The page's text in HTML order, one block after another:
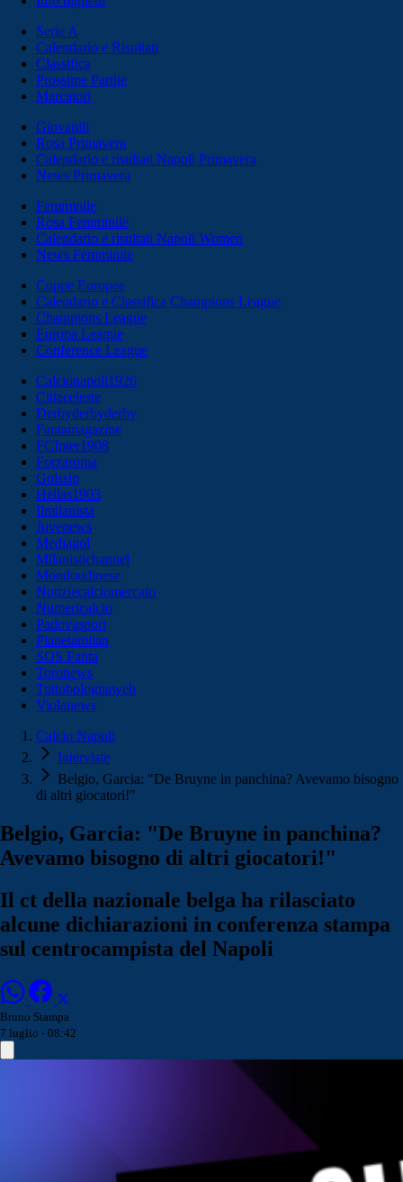
Serie A
Calendario e Risultati
Classifica
Prossime Partite
Marcatori
Giovanili
Rosa Primavera
Calendario e risultati Napoli Primavera
News Primavera
Femminile
Rosa Femminile
Calendario e risultati Napoli Women
News Femminile
Coppe Europee
Calendario e Classifica Champions League
Champions League
Europa League
Conference League
Calcionapoli1926
Cittaceleste
Derbyderbyderby
Fantamagazine
FCInter1908
Forzaroma
Golssip
Hellas1903
Ilmilanista
Juvenews
Mediagol
Milanistichannel
Mondoudinese
Notiziecalciomercato
Numericalcio
Padovasport
Pianetamilan
SOS Fanta
Toronews
Tuttobolognaweb
Violanews
Calcio Napoli
Interviste
Belgio, Garcia: "De Bruyne in panchina? Avevamo bisogno
di altri giocatori!"
Belgio, Garcia: "De Bruyne in panchina?
Avevamo bisogno di altri giocatori!"
Il ct della nazionale belga ha rilasciato
alcune dichiarazioni in conferenza stampa
sul centrocampista del Napoli
Bruno Stampa
7 luglio - 08:42